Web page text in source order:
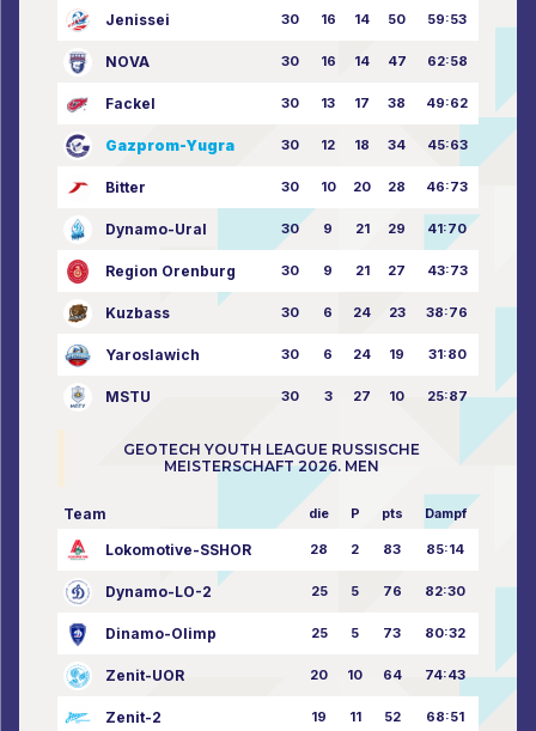
Jenissei 30 16 14 50 59:53
NOVA 30 16 14 47 62:58
Fackel 30 13 17 38 49:62
Gazprom-Yugra 30 12 18 34 45:63
Bitter 30 10 20 28 46:73
Dynamo-Ural 30 9 21 29 41:70
Region Orenburg 30 9 21 27 43:73
Kuzbass 30 6 24 23 38:76
Yaroslawich 30 6 24 19 31:80
MSTU 30 3 27 10 25:87
GEOTECH YOUTH LEAGUE RUSSISCHE
MEISTERSCHAFT 2026. MEN
Team die P pts Dampf
Lokomotive-SSHOR 28 2 83 85:14
Dynamo-LO-2 25 5 76 82:30
Dinamo-Olimp 25 5 73 80:32
Zenit-UOR 20 10 64 74:43
Zenit-2 19 11 52 68:51